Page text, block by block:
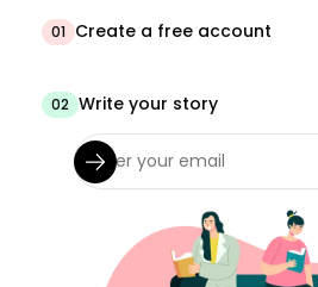
01 Create a free account
02 Write your story